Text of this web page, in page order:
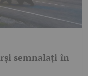
semnalați în